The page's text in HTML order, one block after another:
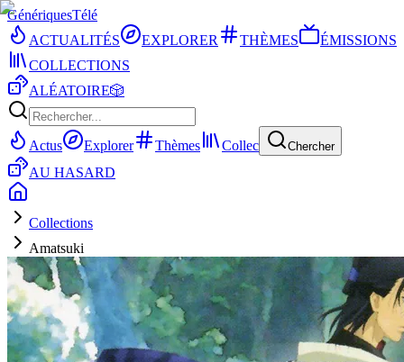
GénériquesTélé
ACTUALITÉS
EXPLORER THÈMES
ÉMISSIONS
COLLECTIONS
ALÉATOIRE🎲
Actus Explorer Thèmes Collec Chercher
AU HASARD
Collections
Amatsuki